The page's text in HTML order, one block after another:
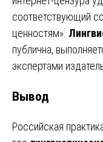
соответствующий
ценностям».
публична,
экспертами
Вывод
Российская